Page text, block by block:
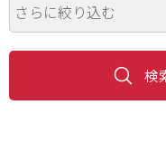
さらに絞り込む